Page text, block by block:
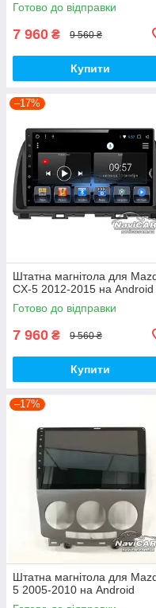
Готово до відправки
7 960 ₴ 9 560 ₴
Купити
–17%
Штатна магнітола для
CX-5 2012-2015 на Android
Готово до відправки
7 960 ₴ 9 560 ₴
Купити
–17%
Штатна магнітола для
5 2005-2010 на Android